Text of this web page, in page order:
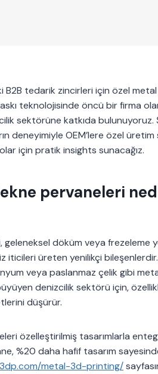
B2B tedarik zincirleri için özel
teknolojisinde öncü bir firma
sektörüne katkıda bulunuyoruz.
deneyimiyle OEM’lere özel
için pratik insights sunacağız.
pervaneleri
geleneksel döküm veya
iticileri üreten yenilikçi
veya paslanmaz çelik gibi
denizcilik sektörü için,
düşürür.
özelleştirilmiş tasarımlarla
%20 daha hafif tasarım
metal-3d-printing/